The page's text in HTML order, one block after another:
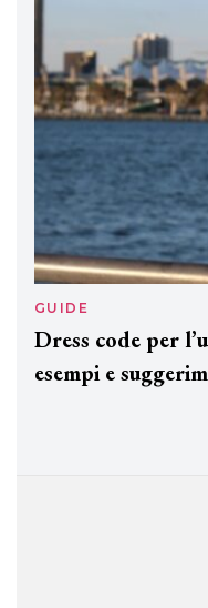
GUIDE
Dress code per
esempi e